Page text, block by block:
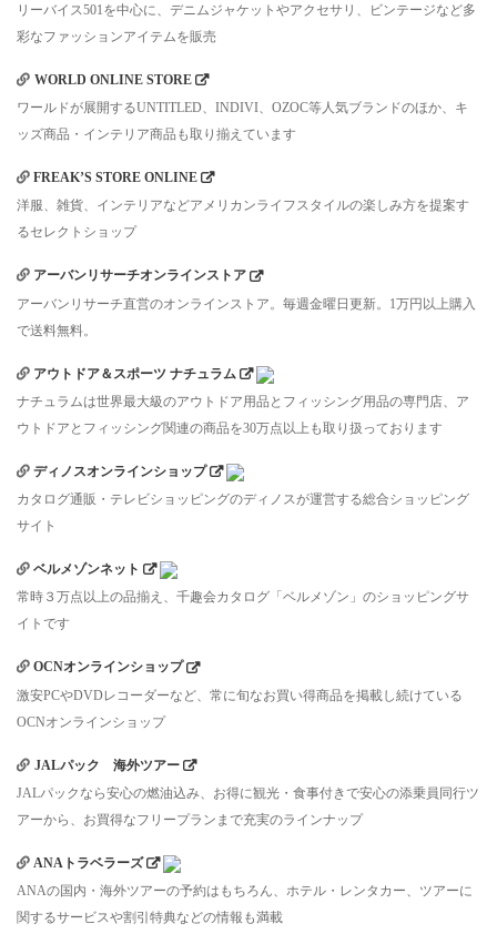
リーバイス501を中心に、デニムジャケットやアクセサリ、ビンテージなど多
彩なファッションアイテムを販売
WORLD ONLINE STORE
ワールドが展開するUNTITLED、INDIVI、OZOC等人気ブランドのほか、キ
ッズ商品・インテリア商品も取り揃えています
FREAK’S STORE ONLINE
洋服、雑貨、インテリアなどアメリカンライフスタイルの楽しみ方を提案す
るセレクトショップ
アーバンリサーチオンラインストア
アーバンリサーチ直営のオンラインストア。毎週金曜日更新。1万円以上購入
で送料無料。
アウトドア＆スポーツ ナチュラム
ナチュラムは世界最大級のアウトドア用品とフィッシング用品の専門店、ア
ウトドアとフィッシング関連の商品を30万点以上も取り扱っております
ディノスオンラインショップ
カタログ通販・テレビショッピングのディノスが運営する総合ショッピング
サイト
ベルメゾンネット
常時３万点以上の品揃え、千趣会カタログ「ベルメゾン」のショッピングサ
イトです
OCNオンラインショップ
激安PCやDVDレコーダーなど、常に旬なお買い得商品を掲載し続けている
OCNオンラインショップ
JALパック 海外ツアー
JALパックなら安心の燃油込み、お得に観光・食事付きで安心の添乗員同行ツ
アーから、お買得なフリープランまで充実のラインナップ
ANAトラベラーズ
ANAの国内・海外ツアーの予約はもちろん、ホテル・レンタカー、ツアーに
関するサービスや割引特典などの情報も満載